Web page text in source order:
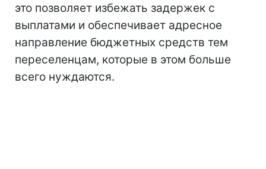
это позволяет избежать задержек с
выплатами и обеспечивает адресное
направление бюджетных средств тем
переселенцам, которые в этом больше
всего нуждаются.